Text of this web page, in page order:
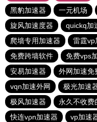
黑豹加速器
一元机场
旋风加速度器
quickq加
爬墙专用加速器
雷霆vp
免费跨墙软件
免费vps
安易加速器
外网加速免
vqn加速外网
极光加速
极风加速器
永久不收费
快连vρn加速器
vp加速